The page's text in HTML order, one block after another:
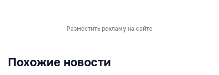
Разместить рекламу на сайте
Похожие новости